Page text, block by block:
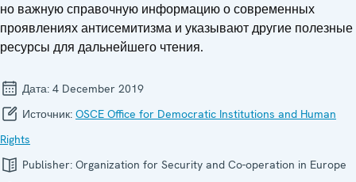
но важную справочную информацию о современных
проявлениях антисемитизма и указывают другие полезные
ресурсы для дальнейшего чтения.
Дата: 4 December 2019
Источник: OSCE Office for Democratic Institutions and Human
Rights
Publisher: Organization for Security and Co-operation in Europe